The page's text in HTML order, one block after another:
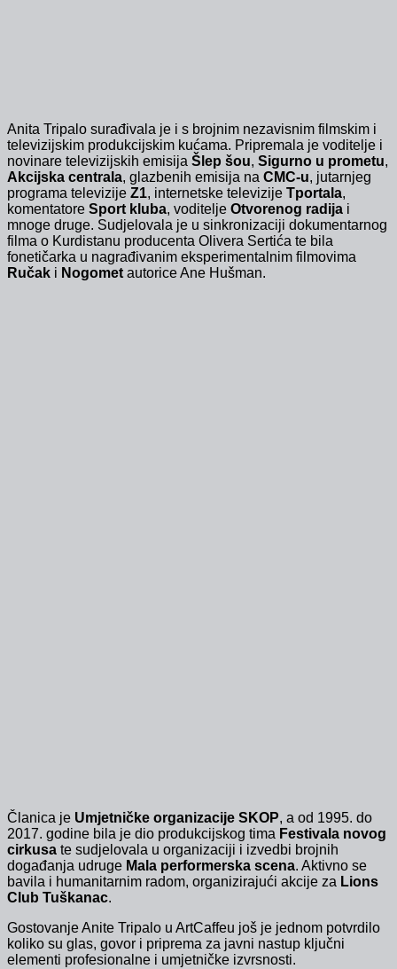
Anita Tripalo surađivala je i s brojnim nezavisnim filmskim i
televizijskim produkcijskim kućama. Pripremala je voditelje i
novinare televizijskih emisija Šlep šou, Sigurno u prometu,
Akcijska centrala, glazbenih emisija na CMC-u, jutarnjeg
programa televizije Z1, internetske televizije Tportala,
komentatore Sport kluba, voditelje Otvorenog radija i
mnoge druge. Sudjelovala je u sinkronizaciji dokumentarnog
filma o Kurdistanu producenta Olivera Sertića te bila
fonetičarka u nagrađivanim eksperimentalnim filmovima
Ručak i Nogomet autorice Ane Hušman.
Članica je Umjetničke organizacije SKOP, a od 1995. do
2017. godine bila je dio produkcijskog tima Festivala novog
cirkusa te sudjelovala u organizaciji i izvedbi brojnih
događanja udruge Mala performerska scena. Aktivno se
bavila i humanitarnim radom, organizirajući akcije za Lions
Club Tuškanac.
Gostovanje Anite Tripalo u ArtCaffeu još je jednom potvrdilo
koliko su glas, govor i priprema za javni nastup ključni
elementi profesionalne i umjetničke izvrsnosti.